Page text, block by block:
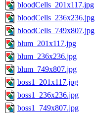
bloodCells_201x117.jpg
bloodCells_236x236.jpg
bloodCells_749x807.jpg
blum_201x117.jpg
blum_236x236.jpg
blum_749x807.jpg
boss1_201x117.jpg
boss1_236x236.jpg
boss1_749x807.jpg